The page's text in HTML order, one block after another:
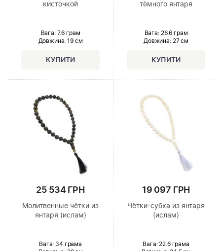
кисточкой
Вага: 7.6 грам
Довжина: 19 см
тёмного янтаря
Вага: 26.6 грам
Довжина:27 см
25 534 ГРН
Молитвенные чётки из
янтаря (ислам)
Вага: 34 грама
19 097 ГРН
Чётки-субха из янтаря
(ислам)
Вага: 22.6 грама